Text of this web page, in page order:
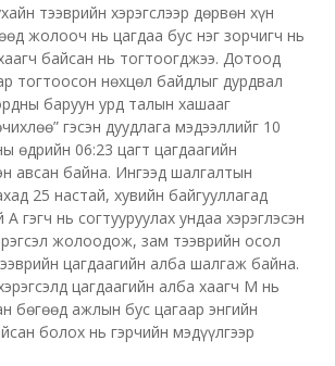
тээврийн хэрэгслээр дөрвөн хүн
жолооч нь цагдаа бус нэг зорчигч нь
байсан нь тогтоогджээ. Дотоод
тогтоосон нөхцөл байдлыг дурдвал
баруун урд талын хашааг
гэсэн дуудлага мэдээллийг 10
өдрийн 06:23 цагт цагдаагийн
авсан байна. Ингээд шалгалтын
25 настай, хувийн байгууллагад
гэгч нь согтууруулах ундаа хэрэглэсэн
жолоодож, зам тээврийн осол
цагдаагийн алба шалгаж байна.
цагдаагийн алба хаагч М нь
бөгөөд ажлын бус цагаар энгийн
болох нь гэрчийн мэдүүлгээр